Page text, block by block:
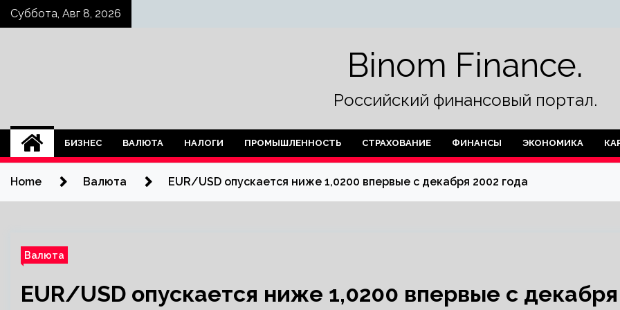
SkipСуббота, Авг 8, 2026
Binom Finance.
Российский финансовый портал.
БИЗНЕС ВАЛЮТА НАЛОГИ ПРОМЫШЛЕННОСТЬ СТРАХОВАНИЕ ФИНАНСЫ ЭКОНОМИКА
Home Валюта EUR/USD опускается ниже 1,0200 впервые с декабря 2002 года
Валюта
EUR/USD опускается ниже 1,0200 впервые с декабря